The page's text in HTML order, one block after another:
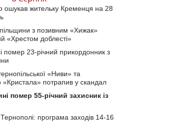
ошукав жительку Кременця на 28
з позивним «Хижак»
«Хрестом доблесті»
помер 23-річний прикордонник з
«Ниви» та
«Кристала» потрапив у скандал
помер 55-річний захисник із
програма заходів 14-16